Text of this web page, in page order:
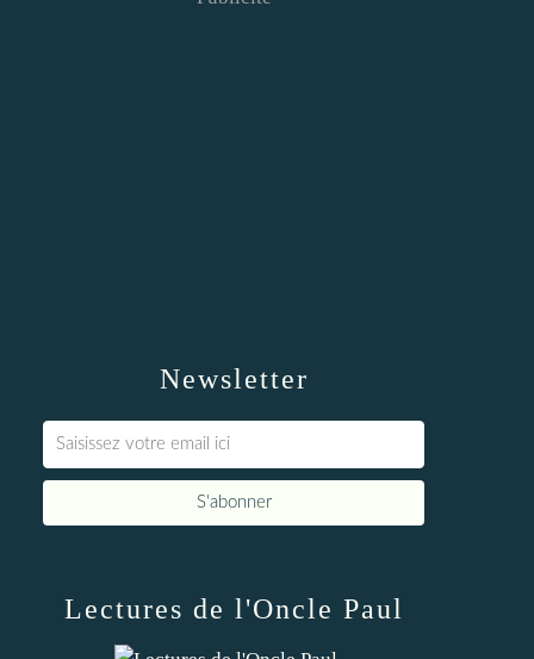
Newsletter
Lectures de l'Oncle Paul